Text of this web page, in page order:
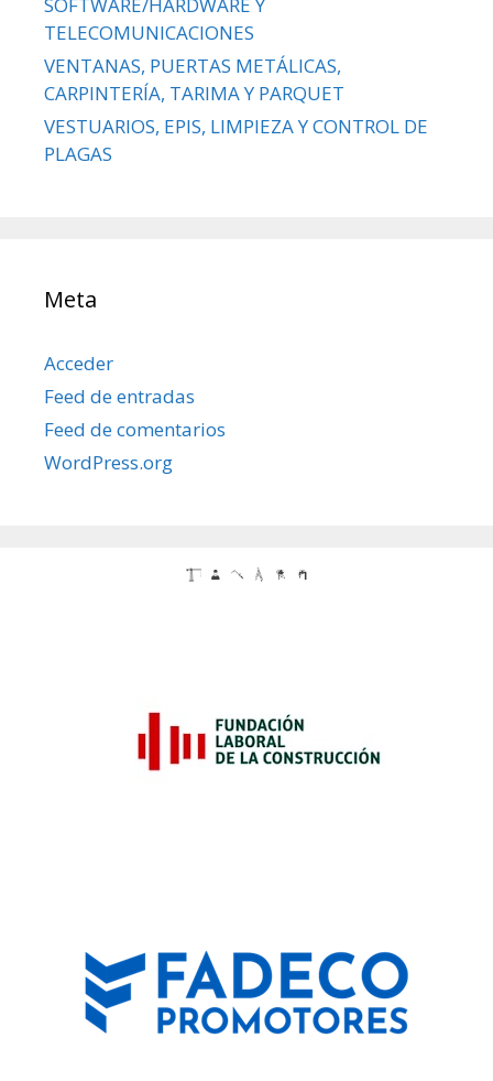
TELECOMUNICACIONES
VENTANAS, PUERTAS METÁLICAS,
CARPINTERÍA, TARIMA Y PARQUET
VESTUARIOS, EPIS, LIMPIEZA Y CONTROL DE
PLAGAS
Meta
Acceder
Feed de entradas
Feed de comentarios
WordPress.org